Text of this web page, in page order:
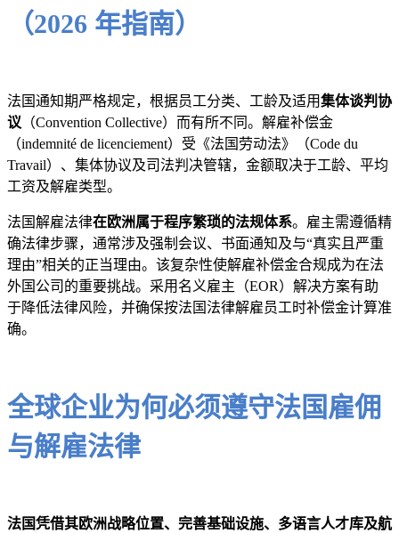
（2026 年指南）
法国通知期严格规定，根据员工分类、工龄及适用集体谈判协
议 （Convention Collective）而有所不同。解雇补偿金
（indemnité de licenciement）受《法国劳动法》（Code du
Travail）、集体协议及司法判决管辖，金额取决于工龄、平均
工资及解雇类型。
法国解雇法律在欧洲属于程序繁琐的法规体系。雇主需遵循精
确法律步骤，通常涉及强制会议、书面通知及与“真实且严重
理由”相关的正当理由。该复杂性使解雇补偿金合规成为在法
外国公司的重要挑战。采用名义雇主（EOR）解决方案有助
于降低法律风险，并确保按法国法律解雇员工时补偿金计算准
确。
全球企业为何必须遵守法国雇佣
与解雇法律
法国凭借其欧洲战略位置、完善基础设施、多语言人才库及航